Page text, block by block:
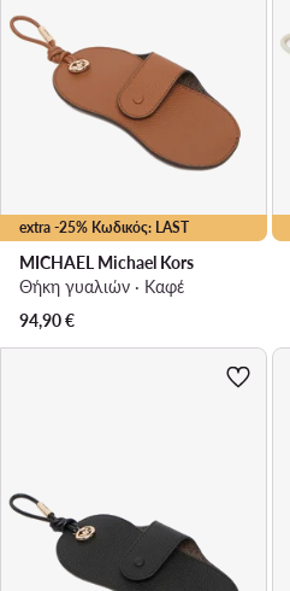
extra -25% Κωδικός: LAST
MICHAEL Michael Kors
Θήκη γυαλιών · Καφέ
94,90€